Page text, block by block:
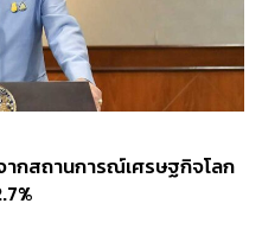
กสถานการณ์เศรษฐกิจโลก